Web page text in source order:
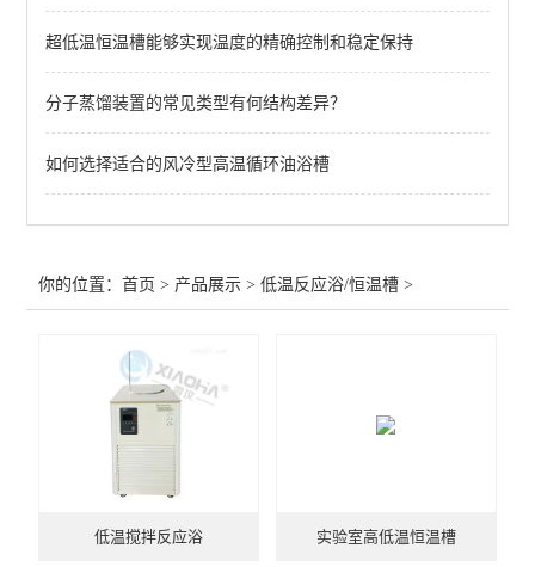
超低温恒温槽能够实现温度的精确控制和稳定保持
分子蒸馏装置的常见类型有何结构差异？
如何选择适合的风冷型高温循环油浴槽
你的位置：首页 > 产品展示 >低温反应浴/恒温槽 >
低温搅拌反应浴 实验室高低温恒温槽